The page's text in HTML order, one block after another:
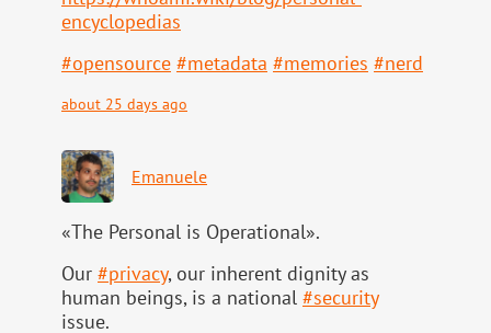
encyclopedias
#opensource #metadata #memories #nerd
about 25 days ago
Emanuele
«The Personal is Operational».
Our #privacy, our inherent dignity as
human beings, is a national #security
issue.